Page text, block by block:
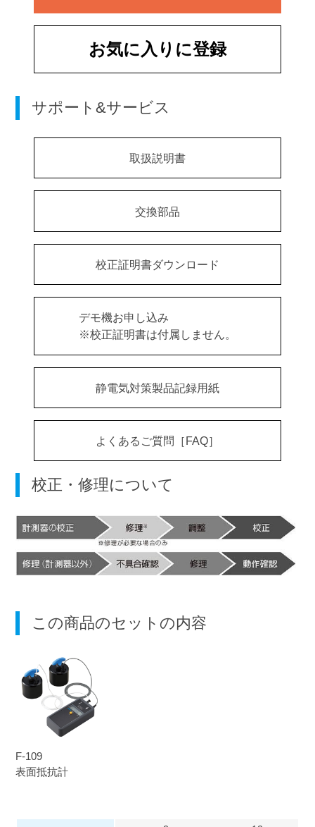
お気に入りに登録
サポート&サービス
取扱説明書
交換部品
校正証明書ダウンロード
デモ機お申し込み
※校正証明書は付属しません。
静電気対策製品記録用紙
よくあるご質問［FAQ］
校正・修理について
この商品のセットの内容
F-109
表面抵抗計